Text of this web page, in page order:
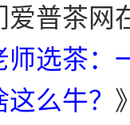
爱普茶网
师选茶：
么牛？